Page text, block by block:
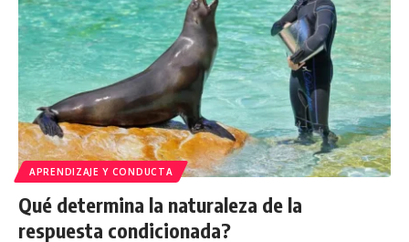
APRENDIZAJE Y CONDUCTA
Qué determina la naturaleza de la
respuesta condicionada?